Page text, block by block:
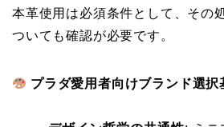
本革使用は必須条件として、その
ついても確認が必要です。
プラダ愛用者向けブランド選択